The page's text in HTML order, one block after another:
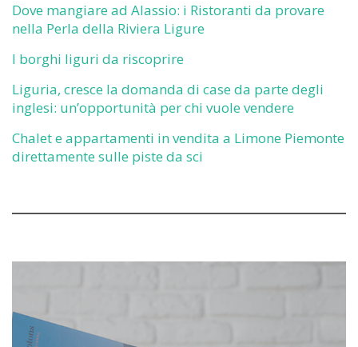
Dove mangiare ad Alassio: i Ristoranti da provare
nella Perla della Riviera Ligure
I borghi liguri da riscoprire
Liguria, cresce la domanda di case da parte degli
inglesi: un’opportunità per chi vuole vendere
Chalet e appartamenti in vendita a Limone Piemonte
direttamente sulle piste da sci